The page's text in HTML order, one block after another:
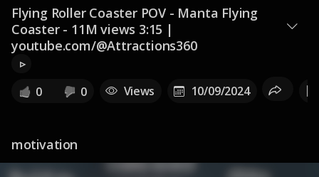
Flying Roller Coaster POV - Manta Flying
Coaster - 11M views 3:15 |
youtube.com/@Attractions360
▹
0 0 Views 10/09/2024
motivation